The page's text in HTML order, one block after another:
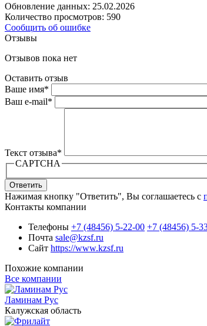
Обновление данных: 25.02.2026
Количество просмотров: 590
Сообщить об ошибке
Отзывы
Отзывов пока нет
Оставить отзыв
Ваше имя*
Ваш e-mail*
Текст отзыва*
CAPTCHA
Ответить
Нажимая кнопку "Ответить", Вы соглашаетесь с
Контакты компании
Телефоны +7 (48456) 5-22-00 +7 (48456) 5-
Почта sale@kzsf.ru
Сайт https://www.kzsf.ru
Похожие компании
Все компании
Ламинам Рус
Калужская область